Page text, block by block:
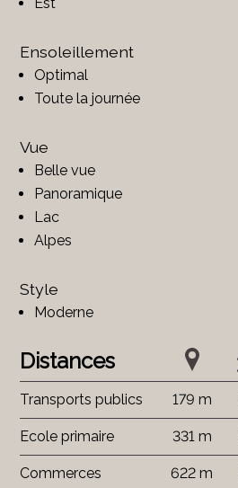
Ensoleillement
Optimal
Toute la journée
Vue
Belle vue
Panoramique
Lac
Alpes
Style
Moderne
Distances
Transports publics 179 m
Ecole primaire 331 m
Commerces 622 m